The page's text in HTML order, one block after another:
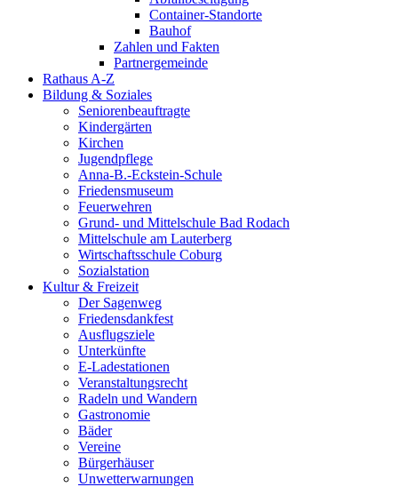
Container-Standorte
Bauhof
Zahlen und Fakten
Partnergemeinde
Rathaus A-Z
Bildung & Soziales
Seniorenbeauftragte
Kindergärten
Kirchen
Jugendpflege
Anna-B.-Eckstein-Schule
Friedensmuseum
Feuerwehren
Grund- und Mittelschule Bad Rodach
Mittelschule am Lauterberg
Wirtschaftsschule Coburg
Sozialstation
Kultur & Freizeit
Der Sagenweg
Friedensdankfest
Ausflugsziele
Unterkünfte
E-Ladestationen
Veranstaltungsrecht
Radeln und Wandern
Gastronomie
Bäder
Vereine
Bürgerhäuser
Unwetterwarnungen